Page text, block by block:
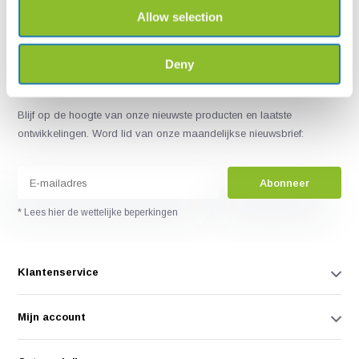
Allow selection
Deny
Blijf op de hoogte van onze nieuwste producten en laatste
ontwikkelingen. Word lid van onze maandelijkse nieuwsbrief:
Abonneer
* Lees hier de wettelijke beperkingen
Klantenservice
Mijn account